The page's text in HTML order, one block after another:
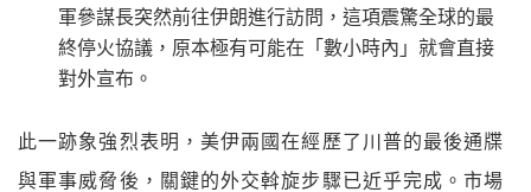
軍參謀長突然前往伊朗進行訪問，這項震驚全球的最
終停火協議，原本極有可能在「數小時內」就會直接
對外宣布。
此一跡象強烈表明，美伊兩國在經歷了川普的最後通牒
與軍事威脅後，關鍵的外交斡旋步驟已近乎完成。市場